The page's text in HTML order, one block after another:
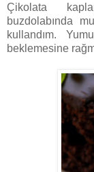
Çikolata
buzdolabında
kullandım.
beklemesine